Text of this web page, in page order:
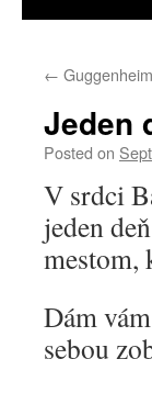
←
Jeden
Posted on
V srdci
jeden
mestom,
Dám
sebou